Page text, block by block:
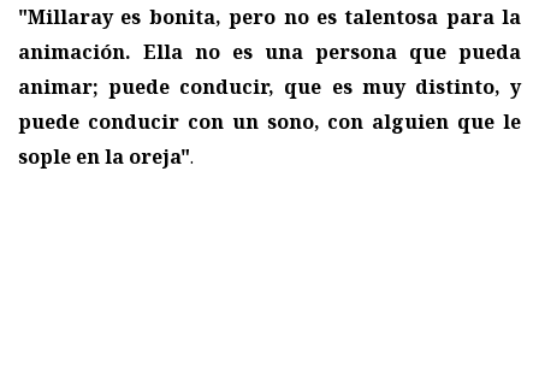
"Millaray es bonita, pero no es talentosa para la
animación. Ella no es una persona que pueda
animar; puede conducir, que es muy distinto, y
puede conducir con un sono, con alguien que le
sople en la oreja".